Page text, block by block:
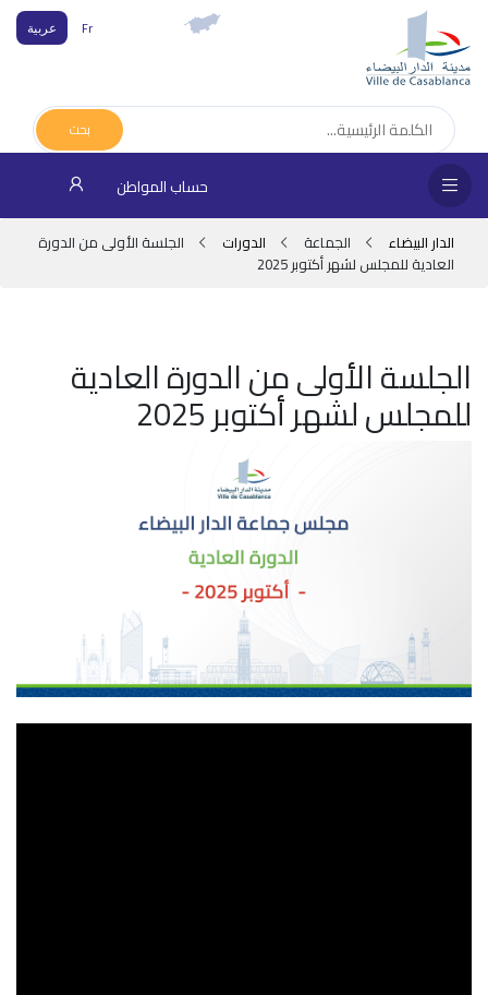
Fr عربية
بحث
حساب المواطن
الدار البيضاء الجماعة الدورات
الجلسة الأولى من الدورة
العادية للمجلس لشهر أكتوبر 2025
الجلسة الأولى من الدورة العادية
للمجلس لشهر أكتوبر 2025